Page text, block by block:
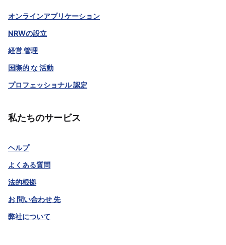
オンラインアプリケーション
NRWの設立
経営 管理
国際的 な 活動
プロフェッショナル 認定
私たちのサービス
ヘルプ
よくある質問
法的根拠
お 問い合わせ 先
弊社について